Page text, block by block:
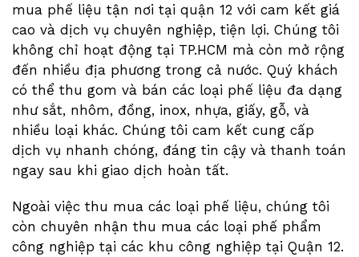
mua phế liệu tận nơi tại quận 12 với cam kết giá
cao và dịch vụ chuyên nghiệp, tiện lợi. Chúng tôi
không chỉ hoạt động tại TP.HCM mà còn mở rộng
đến nhiều địa phương trong cả nước. Quý khách
có thể thu gom và bán các loại phế liệu đa dạng
như sắt, nhôm, đồng, inox, nhựa, giấy, gỗ, và
nhiều loại khác. Chúng tôi cam kết cung cấp
dịch vụ nhanh chóng, đáng tin cậy và thanh toán
ngay sau khi giao dịch hoàn tất.
Ngoài việc thu mua các loại phế liệu, chúng tôi
còn chuyên nhận thu mua các loại phế phẩm
công nghiệp tại các khu công nghiệp tại Quận 12.